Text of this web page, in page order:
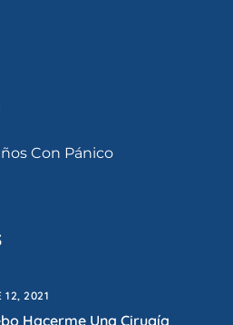
Con Pánico
12 , 2021
Hacerme Una Cirugía